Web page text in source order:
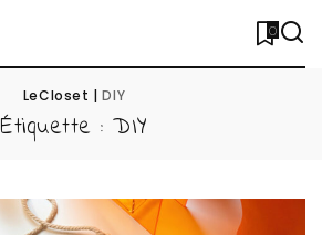
0
LeCloset |DIY
Étiquette :DIY